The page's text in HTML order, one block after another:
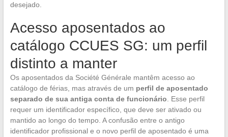
desejado.
Acesso aposentados ao
catálogo CCUES SG: um perfil
distinto a manter
Os aposentados da Société Générale mantêm acesso ao
catálogo de férias, mas através de um perfil de aposentado
separado de sua antiga conta de funcionário. Esse perfil
requer um identificador específico, que deve ser ativado ou
mantido ao longo do tempo. A confusão entre o antigo
identificador profissional e o novo perfil de aposentado é uma